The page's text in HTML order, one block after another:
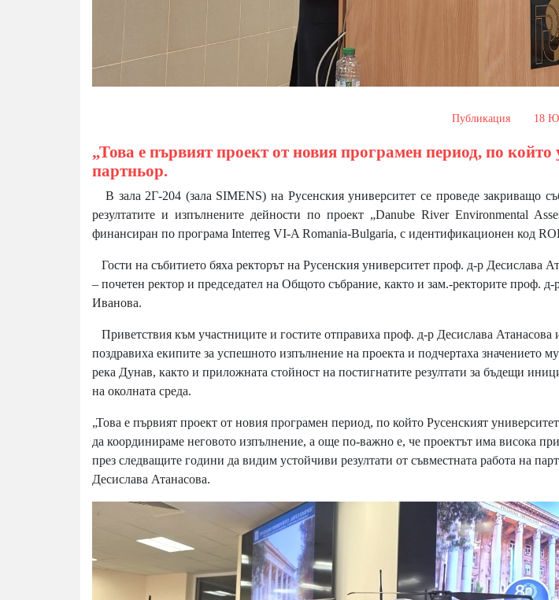
Публикация 18
„Това е първият проект от новия програмен период, по който
партньор.
В зала 2Г-204 (зала SIMENS) на Русенския университет се проведе закриващо
резултатите и изпълнените дейности по проект „Danube River Environmental
финансиран по програма Interreg VI-A Romania-Bulgaria, с идентификационен код
Гости на събитието бяха ректорът на Русенския университет проф. д-р Десислава
– почетен ректор и председател на Общото събрание, както и зам.-ректорите проф.
Иванова.
Приветствия към участниците и гостите отправиха проф. д-р Десислава
поздравиха екипите за успешното изпълнение на проекта и подчертаха значението
река Дунав, както и приложната стойност на постигнатите резултати за бъдещи
на околната среда.
„Това е първият проект от новия програмен период, по който Русенският
да координираме неговото изпълнение, а още по-важно е, че проектът има висока
през следващите години да видим устойчиви резултати от съвместната работа на
Десислава Атанасова.